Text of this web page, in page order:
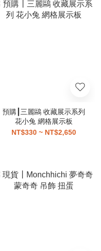
預購┃三麗鷗 收藏展示系列
花小兔 網格展示板
NT$330 ~ NT$2,650